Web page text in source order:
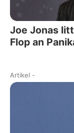
Joe Jonas
Flop an
Artikel -